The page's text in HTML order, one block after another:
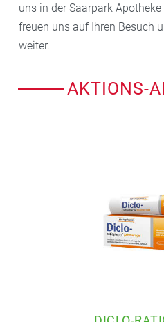
uns in der Saarpark
freuen uns auf Ihren Besuch
weiter.
AKTIONS-